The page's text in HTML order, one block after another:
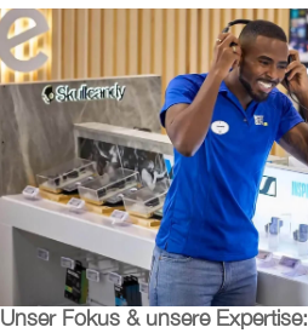
Unser Fokus & unsere Expertise: